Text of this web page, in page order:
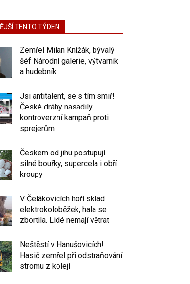
TENTO TÝDEN
Zemřel Milan Knížák, bývalý
šéf Národní galerie, výtvarník
a hudebník
Jsi antitalent, se s tím smiř!
České dráhy nasadily
kontroverzní kampaň proti
sprejerům
Českem od jihu postupují
silné bouřky, supercela i obří
kroupy
V Čelákovicích hoří sklad
elektrokoloběžek, hala se
zbortila. Lidé nemají větrat
Neštěstí v Hanušovicích!
Hasič zemřel při odstraňování
stromu z kolejí